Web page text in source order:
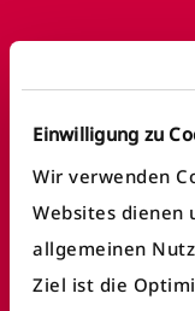
Einwilligung zu
Wir verwenden
Websites dienen
allgemeinen
Ziel ist die
Häufige
Fundbüro finden